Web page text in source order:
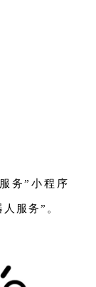
务”小程序
服务”。